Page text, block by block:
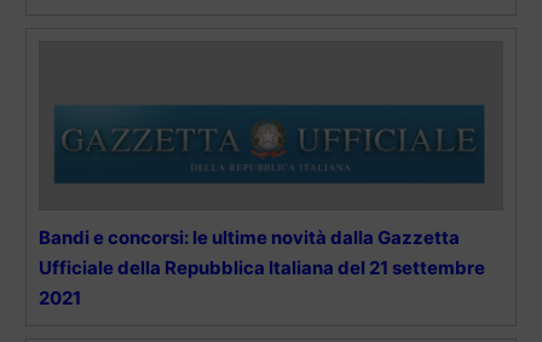
Bandi e concorsi: le ultime novità dalla Gazzetta
Ufficiale della Repubblica Italiana del 21 settembre
2021